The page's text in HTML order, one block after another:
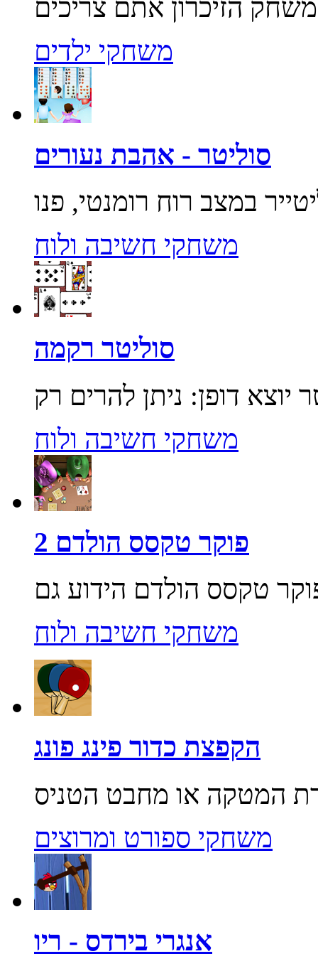
משחקי ילדים
סוליטר - אהבת נעורים
משחקי חשיבה ולוח
סוליטר רקמה
משחקי חשיבה ולוח
פוקר טקסס הולדם 2
משחקי חשיבה ולוח
הקפצת כדור פינג פונג
משחקי ספורט ומרוצים
אנגרי בירדס - ריו